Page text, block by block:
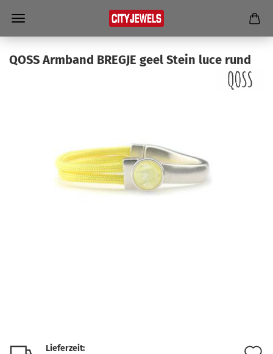
QOSS Arm­band BREG­JE geel Stein luce rund
Lieferzeit: